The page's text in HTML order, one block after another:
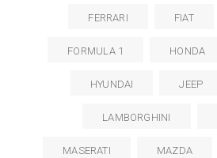
FERRARI FIAT
FORMULA 1 HONDA
HYUNDAI JEEP
LAMBORGHINI
MASERATI MAZDA